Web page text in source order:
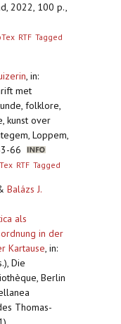
2022, 100 p.,
RTF Tagged
, in:
met
folklore,
kunst over
Loppem,
66
RTF Tagged
Balázs J.
als
in der
Kartause, in:
Die
Berlin
Thomas-